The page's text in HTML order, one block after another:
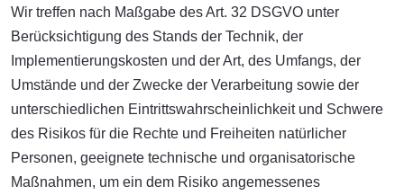
Wir treffen nach Maßgabe des Art. 32 DSGVO unter
Berücksichtigung des Stands der Technik, der
Implementierungskosten und der Art, des Umfangs, der
Umstände und der Zwecke der Verarbeitung sowie der
unterschiedlichen Eintrittswahrscheinlichkeit und Schwere
des Risikos für die Rechte und Freiheiten natürlicher
Personen, geeignete technische und organisatorische
Maßnahmen, um ein dem Risiko angemessenes